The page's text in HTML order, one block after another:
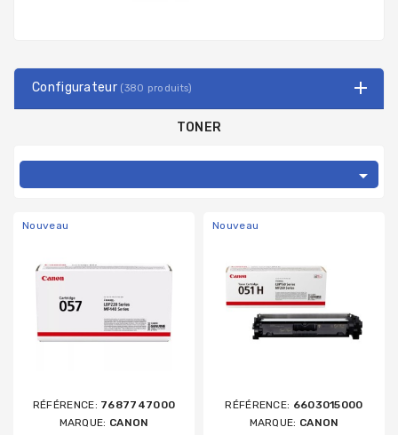
Configurateur (380 produits)
TONER

Nouveau
RÉFÉRENCE: 7687747000
MARQUE: CANON
Nouveau
RÉFÉRENCE: 6603015000
MARQUE: CANON